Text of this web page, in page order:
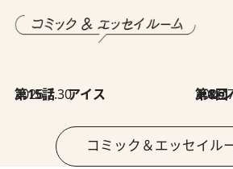
2026.7.30
第15話 アイス 第8回「同人
コミック＆エッセイル